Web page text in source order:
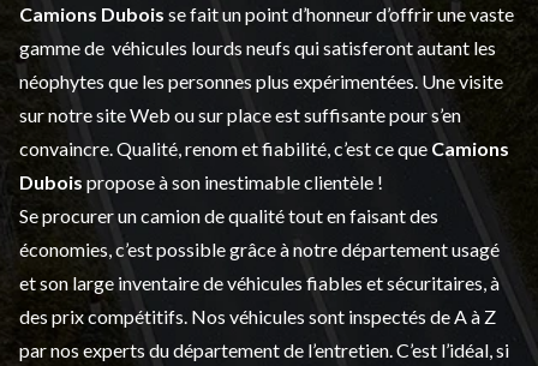
Camions Dubois se fait un point d’honneur d’offrir une vaste
gamme de véhicules lourds neufs qui satisferont autant les
néophytes que les personnes plus expérimentées. Une visite
sur notre site Web ou sur place est suffisante pour s’en
convaincre. Qualité, renom et fiabilité, c’est ce que Camions
Dubois propose à son inestimable clientèle !
Se procurer un camion de qualité tout en faisant des
économies, c’est possible grâce à notredépartement usagé
et son large inventaire de véhicules fiables et sécuritaires, à
des prix compétitifs. Nos véhicules sont inspectés de A à Z
par nos experts du département de l’entretien . C’est l’idéal, si